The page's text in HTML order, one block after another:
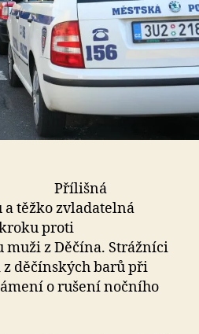
Přílišná
těžko zvladatelná
proti
muži z Děčína. Strážníci
děčínských barů při
o rušení nočního